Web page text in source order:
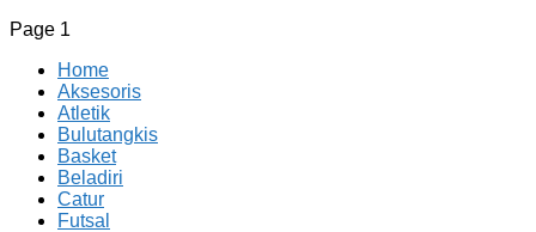
Page 1
Home
Aksesoris
Atletik
Bulutangkis
Basket
Beladiri
Catur
Futsal